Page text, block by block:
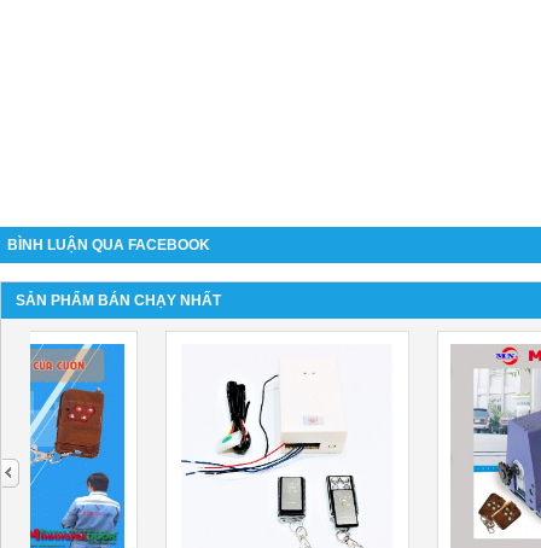
BÌNH LUẬN QUA FACEBOOK
SẢN PHẨM BÁN CHẠY NHẤT
next